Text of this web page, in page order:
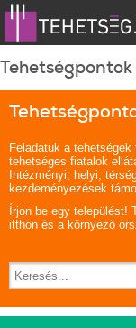
Feladatuk a
tehetséges fiatalok
Intézményi, helyi,
kezdeményezések
Írjon be egy települést!
itthon és a környező